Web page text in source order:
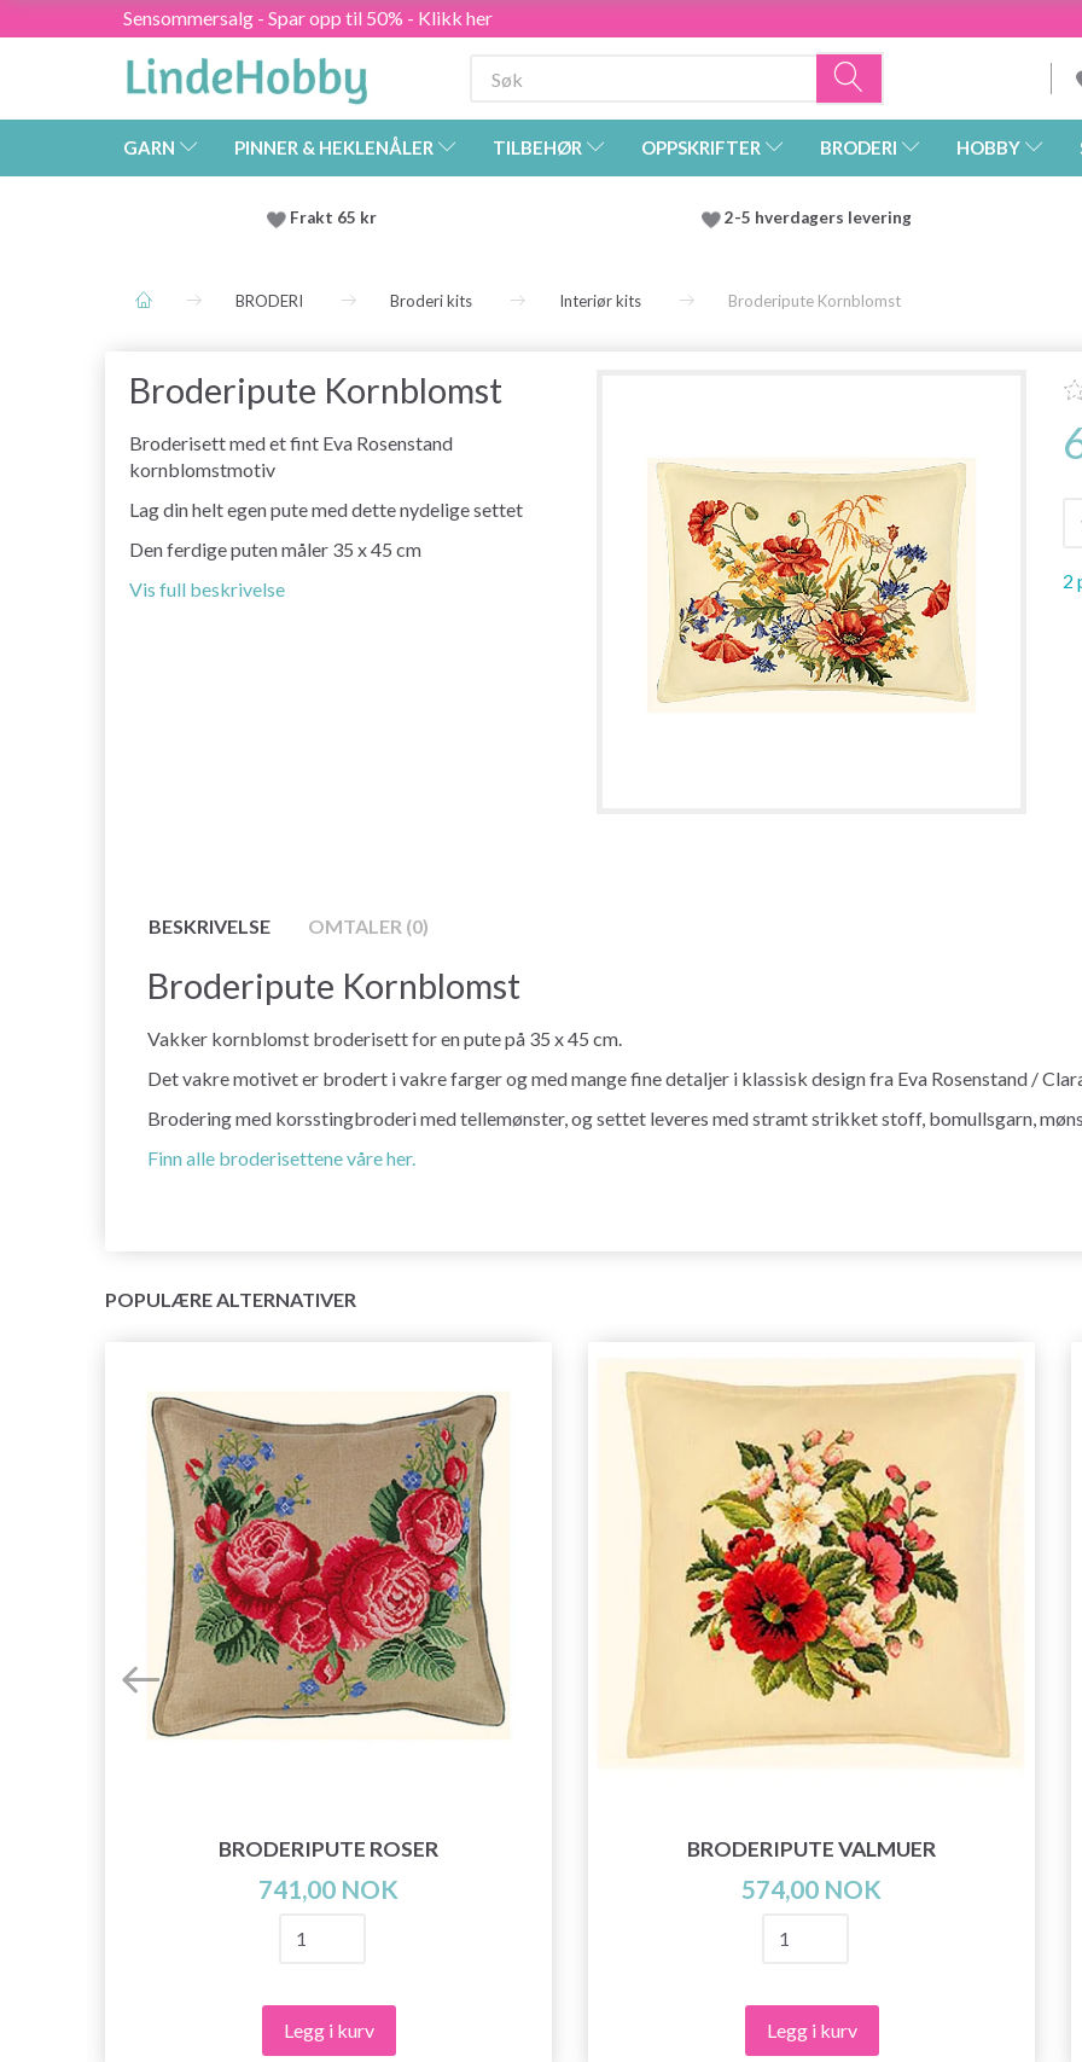
Sensommersalg - Spar opp til 50% - Klikk her
GARN PINNER & HEKLENÅLER TILBEHØR OPPSKRIFTER BRODERI HOBBY
Frakt 65 kr 2-5 hverdagers levering
BRODERI Broderi kits Interiør kits Broderipute Kornblomst
Broderipute Kornblomst
Broderisett med et fint Eva Rosenstand
kornblomstmotiv
Lag din helt egen pute med dette nydelige settet
Den ferdige puten måler 35 x 45 cm
Vis full beskrivelse
2
BESKRIVELSE OMTALER (0)
Broderipute Kornblomst
Vakker kornblomst broderisett for en pute på 35 x 45 cm.
Det vakre motivet er brodert i vakre farger og med mange fine detaljer i klassisk design fra Eva Rosenstand /
Brodering med korsstingbroderi med tellemønster, og settet leveres med stramt strikket stoff, bomullsgarn,
Finn alle broderisettene våre her.
POPULÆRE ALTERNATIVER
BRODERIPUTE ROSER
741,00 NOK
Legg i kurv
BRODERIPUTE VALMUER
574,00 NOK
Legg i kurv